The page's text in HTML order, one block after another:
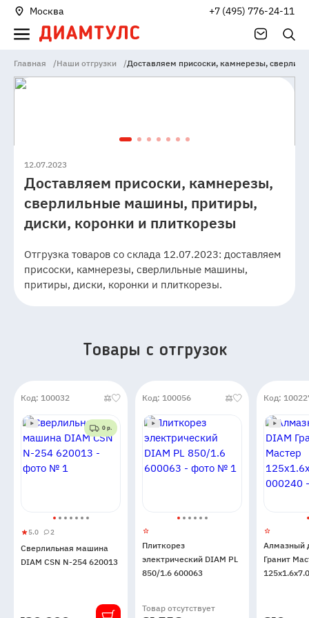
Москва +7 (495) 776-24-11
Главная /Наши отгрузки /Доставляем присоски, камнерезы,
12.07.2023
Доставляем присоски, камнерезы,
сверлильные машины, притиры,
диски, коронки и плиткорезы
Отгрузка товаров со склада 12.07.2023: доставляем
присоски, камнерезы, сверлильные машины,
притиры, диски, коронки и плиткорезы.
Товары c отгрузок
Код: 100032
0 р.
Сверлильная
машина
DIAM
254
5.0
5
2 2
Сверлильная машина
DIAM CSN N-254 620013
Код: 100056
Плиткорез
электрический DIAM PL
850/1.6 600063
Товар отсутствует
Код:
Алмазный
Гранит